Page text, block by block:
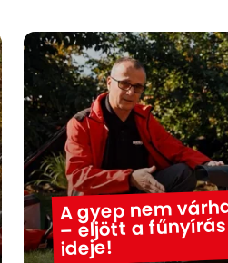
A gyep nem
– eljött a fűnyírás
ideje!